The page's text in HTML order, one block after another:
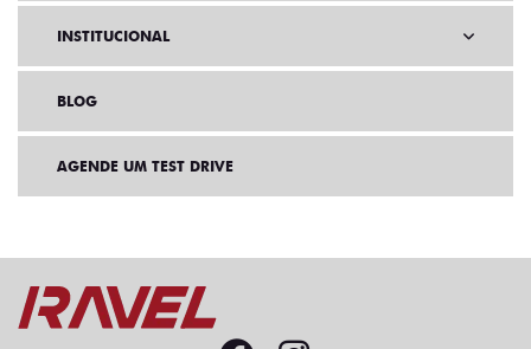
INSTITUCIONAL
BLOG
AGENDE UM TEST DRIVE